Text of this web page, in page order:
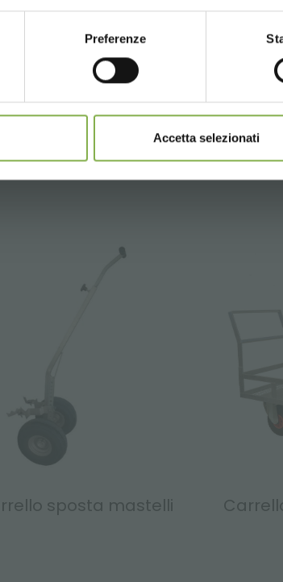
Preferenze
Accetta selezionati
porta piante
sposta mastelli
REGISTRATI ORA
cumulabili, calcolati al netto di imballo e